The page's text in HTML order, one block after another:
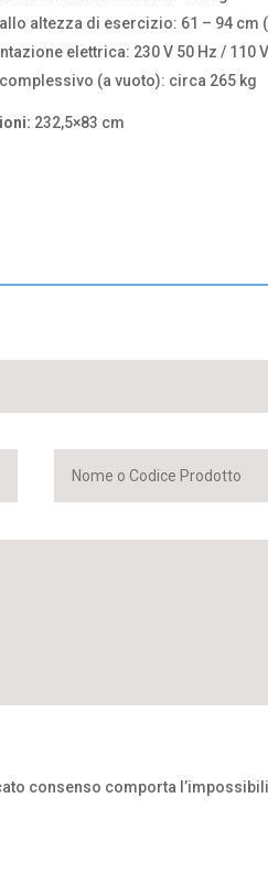
altezza di esercizio: 61 – 94
elettrica: 230 V 50 Hz / 110
(a vuoto): circa 265 kg
232,5×83 cm
consenso comporta